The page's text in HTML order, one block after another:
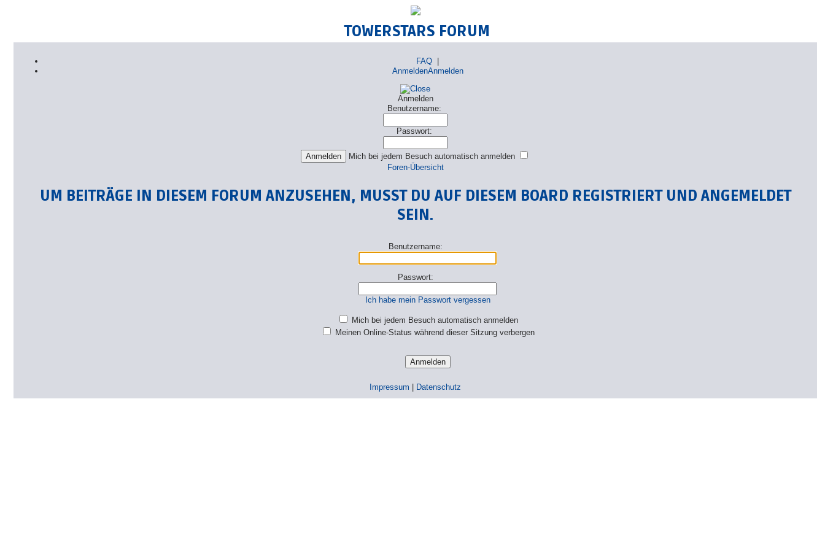
TOWERSTARS FORUM
FAQ |
AnmeldenAnmelden
Anmelden
Benutzername:
Passwort:
Mich bei jedem Besuch automatisch anmelden
Foren-Übersicht
UM BEITRÄGE IN DIESEM FORUM ANZUSEHEN, MUSST DU AUF DIESEM BOARD REGISTRIERT UND ANGEMELDET
SEIN.
Benutzername:
Passwort:
Ich habe mein Passwort vergessen
Mich bei jedem Besuch automatisch anmelden
Meinen Online-Status während dieser Sitzung verbergen
Impressum Datenschutz